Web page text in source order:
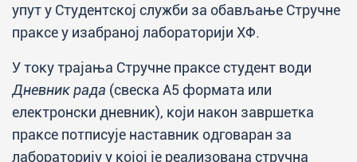
упут у Студентској служби за обављање Стручне
праксе у изабраној лабораторији ХФ.
У току трајања Стручне праксе студент води
Дневник рада (свеска А5 формата или
електронски дневник), који након завршетка
праксе потписује наставник одговаран за
лабораторију у којој је реализована стручна